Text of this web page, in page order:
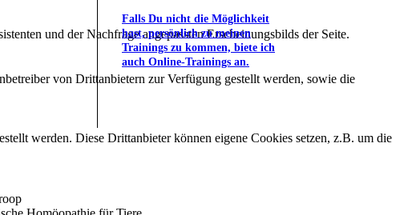
Falls Du nicht die Möglichkeit
hast, persönlich zu meinen
Trainings zu kommen, biete ich
auch Online-Trainings an.
und der Nachfrage angepassten Erscheinungsbilds der Seite.
von Drittanbietern zur Verfügung gestellt werden, sowie die
werden. Diese Drittanbieter können eigene Cookies setzen, z.B. um die